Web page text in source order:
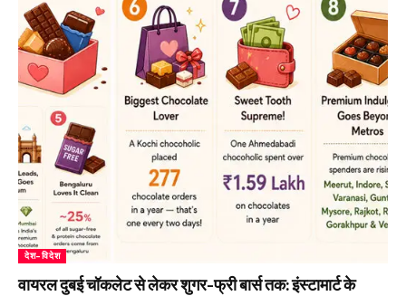
देश-विदेश
वायरल दुबई चॉकलेट से लेकर शुगर-फ्री बार्स तक: इंस्टामार्ट के